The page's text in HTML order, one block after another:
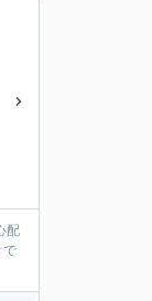
配
で